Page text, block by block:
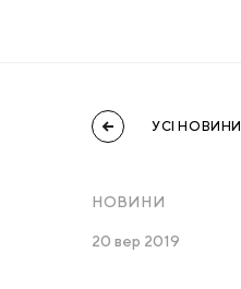
УСІ НОВИНИ
НОВИНИ
20 вер 2019